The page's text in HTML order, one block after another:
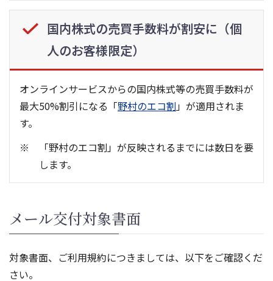
国内株式の売買手数料が割安に（個
人のお客様限定）
オンラインサービスからの国内株式等の売買手数料が
最大50%割引になる「野村のエコ割」が適用されま
す。
「野村のエコ割」が反映されるまでには数日を要
します。
メール交付対象書面
対象書面、ご利用規約につきましては、以下をご確認くだ
さい。